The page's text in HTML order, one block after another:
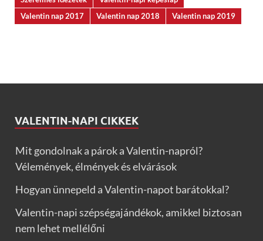
Valentin nap 2017
Valentin nap 2018 Valentin nap 2019
VALENTIN-NAPI CIKKEK
Mit gondolnak a párok a Valentin-napról?
Vélemények, élmények és elvárások
Hogyan ünnepeld a Valentin-napot barátokkal?
Valentin-napi szépségajándékok, amikkel biztosan
nem lehet mellélőni